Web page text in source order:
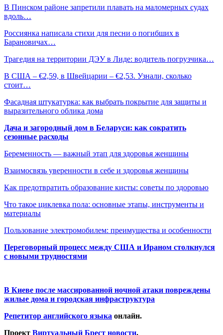
В Пинском районе запретили плавать на маломерных судах
вдоль…
Россиянка написала стихи для песни о погибших в
Барановичах…
Трагедия на территории ДЭУ в Лиде: водитель погрузчика…
В США – €2,59, в Швейцарии – €2,53. Узнали, сколько
стоит…
Фасадная штукатурка: как выбрать покрытие для защиты и
выразительного облика дома
Дача и загородный дом в Беларуси: как сократить
сезонные расходы
Беременность — важный этап для здоровья женщины
Взаимосвязь уверенности в себе и здоровья женщины
Как предотвратить образование кисты: советы по здоровью
Что такое циклевка пола: основные этапы, инструменты и
материалы
Пользование электромобилем: преимущества и особенности
Переговорный процесс между США и Ираном столкнулся
с новыми трудностями
В Киеве после массированной ночной атаки повреждены
жилые дома и городская инфраструктура
Репетитор английского языка онлайн.
Проект Виртуальный Брест новости.